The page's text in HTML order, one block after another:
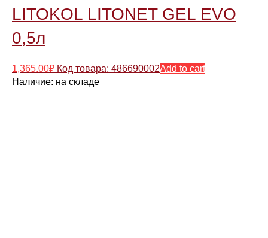
LITOKOL LITONET GEL EVO
0,5л
1,365.00₽ Код товара: 486690002Add to cart
Наличие: на складе